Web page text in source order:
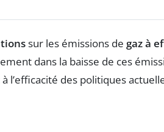
sur les émissions de gaz à
dans la baisse de ces
l’efficacité des politiques